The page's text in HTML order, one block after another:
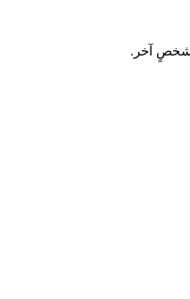
شخصٍ آخر .